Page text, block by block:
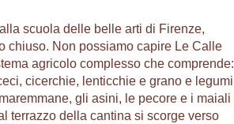
scuola delle belle arti di Firenze,
chiuso. Non possiamo capire Le Calle
agricolo complesso che comprende:
cicerchie, lenticchie e grano e legumi
gli asini, le pecore e i maiali
terrazzo della cantina si scorge verso